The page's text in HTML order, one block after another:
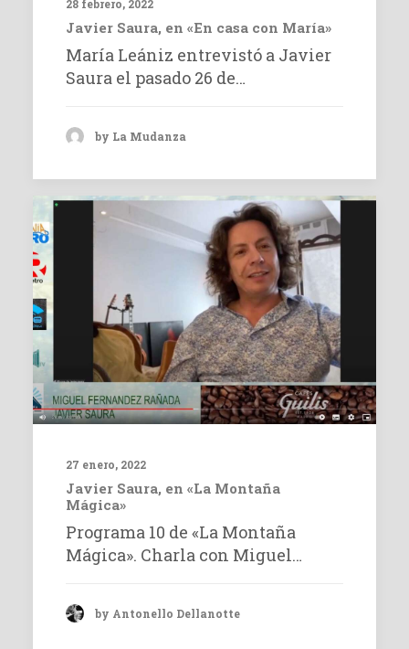
28 febrero, 2022
Javier Saura, en «En casa con María»
María Leániz entrevistó a Javier
Saura el pasado 26 de…
by La Mudanza
27 enero, 2022
Javier Saura, en «La Montaña
Mágica»
Programa 10 de «La Montaña
Mágica». Charla con Miguel…
by Antonello Dellanotte